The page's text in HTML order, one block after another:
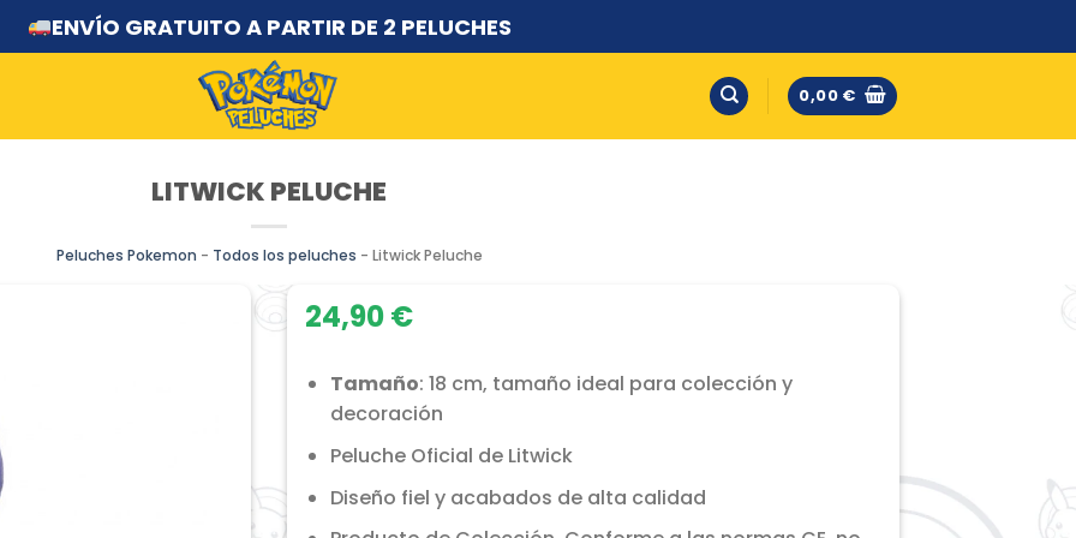
ENVÍO GRATUITO A PARTIR DE 2 PELUCHES
0,00 €
LITWICK PELUCHE
Peluches Pokemon - Todos los peluches - Litwick Peluche
24,90€
Tamaño: 18 cm, tamaño ideal para colección y
decoración
Peluche Oficial de Litwick
Diseño fiel y acabados de alta calidad